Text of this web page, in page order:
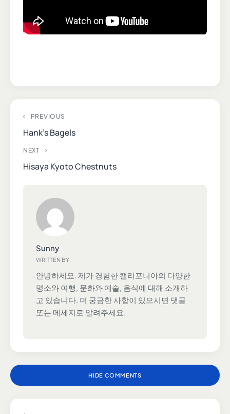
PREVIOUS
Hank’s Bagels
NEXT
Hisaya Kyoto Chestnuts
WRITTEN BY
Sunny
안녕하세요. 제가 경험한 캘리포니아의 다양한
명소와 여행, 문화와 예술, 음식에 대해 소개하
고 있습니다. 더 궁금한 사항이 있으시면 댓글
또는 메세지로 알려주세요.
HIDE COMMENTS